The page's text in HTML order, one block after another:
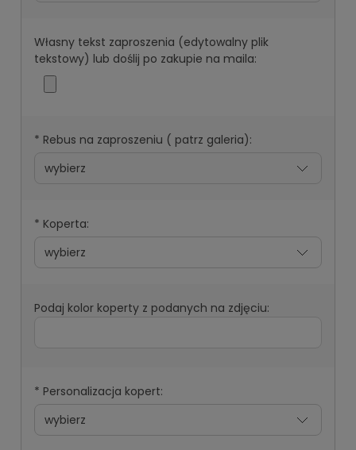
Własny tekst zaproszenia (edytowalny plik
tekstowy) lub doślij po zakupie na maila:
* Rebus na zaproszeniu ( patrz galeria):
* Koperta:
Podaj kolor koperty z podanych na zdjęciu:
* Personalizacja kopert: